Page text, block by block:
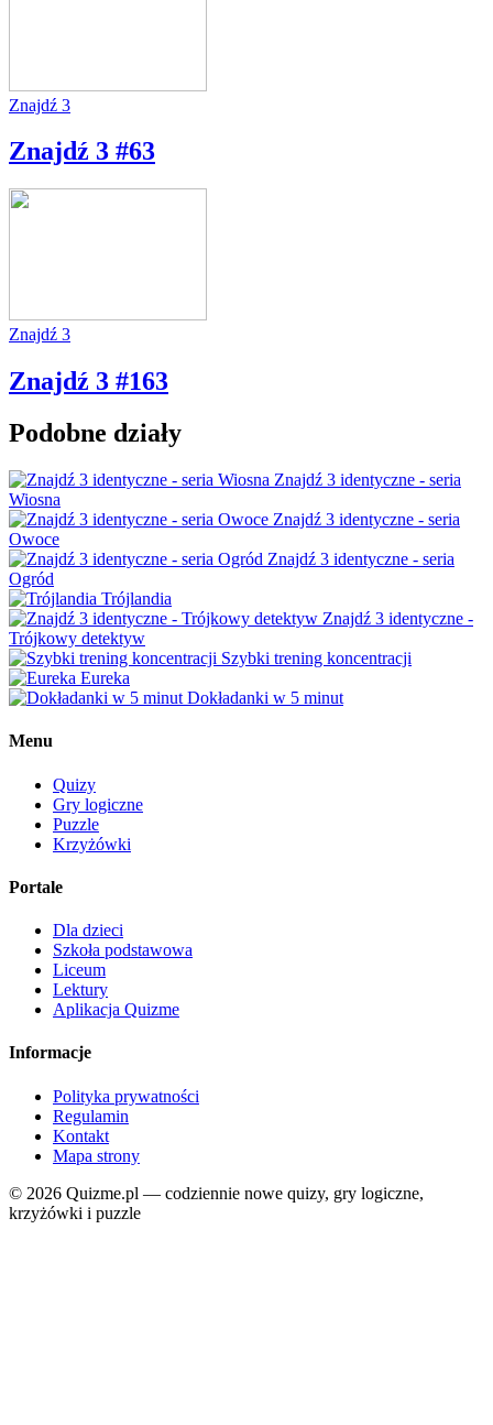
Znajdź 3
Znajdź 3 #63
Znajdź 3
Znajdź 3 #163
Podobne działy
Znajdź 3 identyczne - seria
Wiosna
Znajdź 3 identyczne - seria
Owoce
Znajdź 3 identyczne - seria
Ogród
Trójlandia
Znajdź 3 identyczne -
Trójkowy detektyw
Szybki trening koncentracji
Eureka
Dokładanki w 5 minut
Menu
Quizy
Gry logiczne
Puzzle
Krzyżówki
Portale
Dla dzieci
Szkoła podstawowa
Liceum
Lektury
Aplikacja Quizme
Informacje
Polityka prywatności
Regulamin
Kontakt
Mapa strony
© 2026 Quizme.pl — codziennie nowe quizy, gry logiczne,
krzyżówki i puzzle